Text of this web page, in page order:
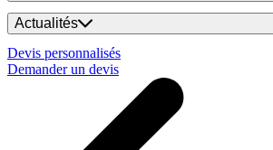
Actualités
Devis personnalisés
Demander un devis